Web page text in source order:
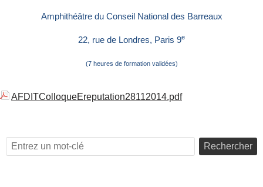
Amphithéâtre du Conseil National des Barreaux
22, rue de Londres, Paris 9e
(7 heures de formation validées)
AFDITColloqueEreputation28112014.pdf
Rechercher